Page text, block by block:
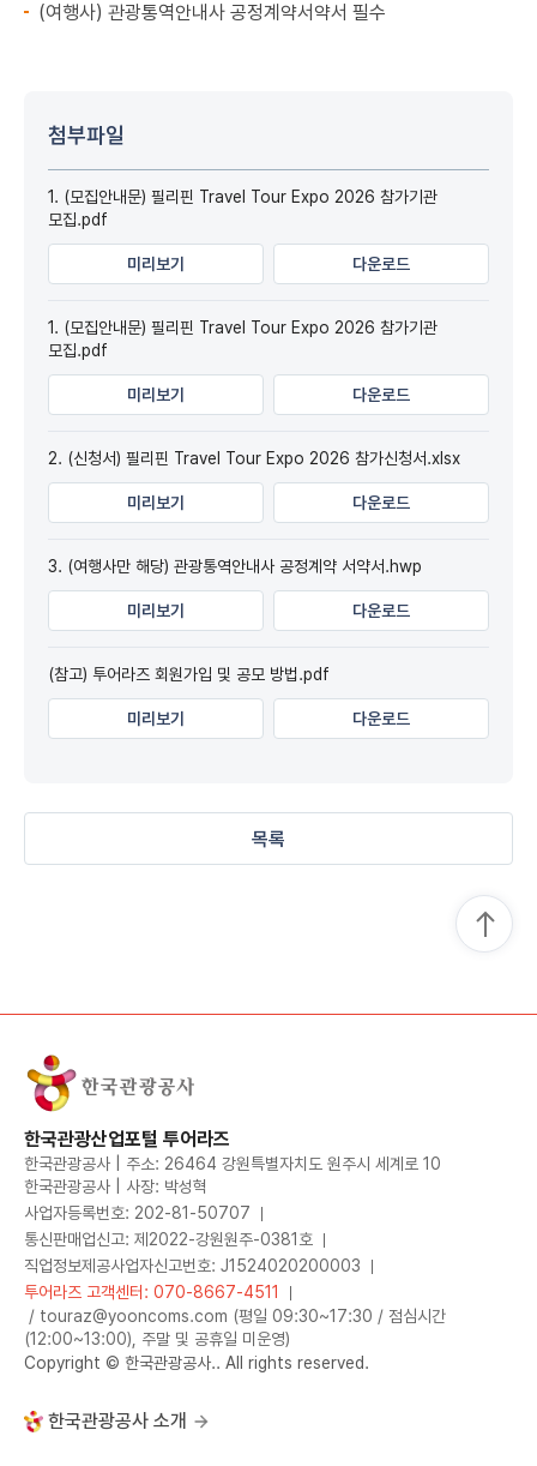
(여행사) 관광통역안내사 공정계약서약서 필수
첨부파일
1. (모집안내문) 필리핀 Travel Tour Expo 2026 참가기관
모집.pdf
미리보기 다운로드
1. (모집안내문) 필리핀 Travel Tour Expo 2026 참가기관
모집.pdf
미리보기 다운로드
2. (신청서) 필리핀 Travel Tour Expo 2026 참가신청서.xlsx
미리보기 다운로드
3. (여행사만 해당) 관광통역안내사 공정계약 서약서.hwp
미리보기 다운로드
(참고) 투어라즈 회원가입 및 공모 방법.pdf
미리보기 다운로드
목록
한국관광산업포털 투어라즈
한국관광공사 | 주소: 26464 강원특별자치도 원주시 세계로 10
한국관광공사 | 사장: 박성혁
사업자등록번호: 202-81-50707
통신판매업신고: 제2022-강원원주-0381호
직업정보제공사업자신고번호: J1524020200003
투어라즈 고객센터: 070-8667-4511
/ touraz@yooncoms.com (평일 09:30~17:30 / 점심시간
(12:00~13:00), 주말 및 공휴일 미운영)
Copyright © 한국관광공사.. All rights reserved.
한국관광공사 소개